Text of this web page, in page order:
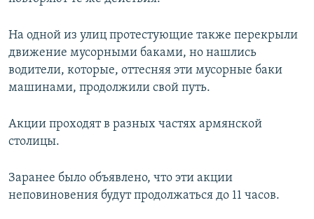
На одной из улиц протестующие также перекрыли
движение мусорными баками, но нашлись
водители, которые, оттесняя эти мусорные баки
машинами, продолжили свой путь.
Акции проходят в разных частях армянской
столицы.
Заранее было объявлено, что эти акции
неповиновения будут продолжаться до 11 часов.